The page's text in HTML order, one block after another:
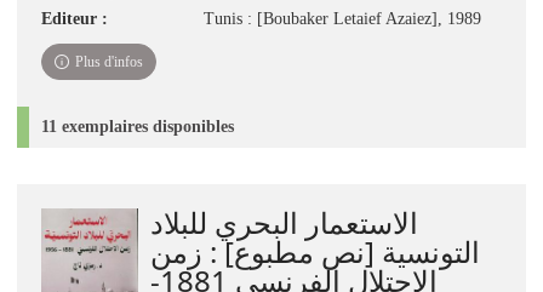
Editeur :
Tunis : [Boubaker Letaief Azaiez], 1989
Plus d'infos
11 exemplaires disponibles
الاستعمار البحري للبلاد
التونسية [نص مطبوع] : زمن
الاحتلال الفرنسي 1881-